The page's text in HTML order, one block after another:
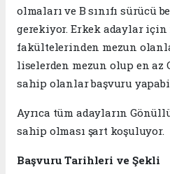
olmaları ve B sınıfı sürücü
gerekiyor. Erkek adaylar
fakültelerinden mezun
liselerden mezun olup en az
sahip olanlar başvuru
Ayrıca tüm adayların
sahip olması şart koşuluyor.
Başvuru Tarihleri ve Şekli